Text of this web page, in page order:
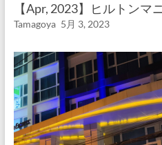
【Apr, 2023】ヒルトン
Tamagoya 5月 3, 2023